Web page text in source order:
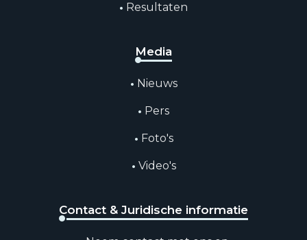
Resultaten
Media
Nieuws
Pers
Foto's
Video's
Contact & Juridische informatie